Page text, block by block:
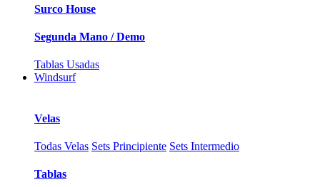
Surco House
Segunda Mano / Demo
Tablas Usadas
Windsurf
Velas
Todas Velas Sets Principiente Sets Intermedio
Tablas